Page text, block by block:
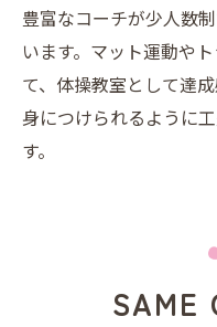
豊富なコーチが少人数
います。マット運動や
て、体操教室として達
身につけられるように
す。
SAME